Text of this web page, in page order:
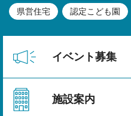
県営住宅 認定こども園
イベント募集
施設案内